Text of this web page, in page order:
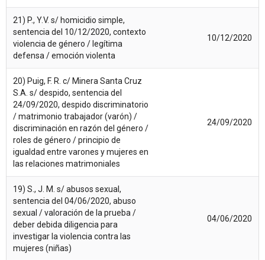
21) P., Y.V. s/ homicidio simple,
sentencia del 10/12/2020, contexto
violencia de género / legítima
defensa / emoción violenta
10/12/2020
20) Puig, F. R. c/ Minera Santa Cruz
S.A. s/ despido, sentencia del
24/09/2020, despido discriminatorio
/ matrimonio trabajador (varón) /
discriminación en razón del género /
roles de género / principio de
igualdad entre varones y mujeres en
las relaciones matrimoniales
24/09/2020
19) S., J. M. s/ abusos sexual,
sentencia del 04/06/2020, abuso
sexual / valoración de la prueba /
deber debida diligencia para
investigar la violencia contra las
mujeres (niñas)
04/06/2020